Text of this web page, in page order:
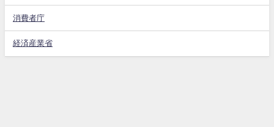
消費者庁
経済産業省